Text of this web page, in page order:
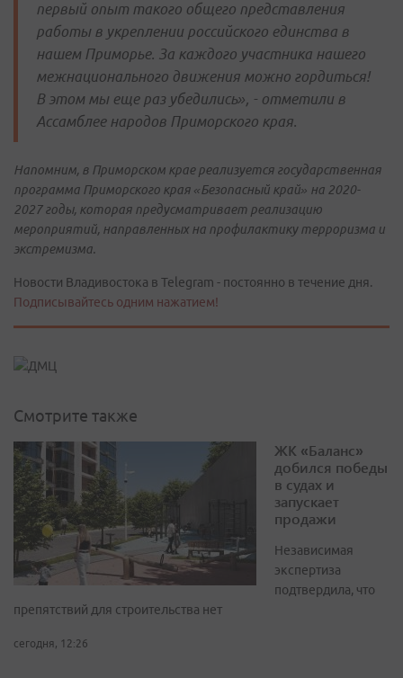
первый опыт такого общего представления
работы в укреплении российского единства в
нашем Приморье. За каждого участника нашего
межнационального движения можно гордиться!
В этом мы еще раз убедились», - отметили в
Ассамблее народов Приморского края.
Напомним, в Приморском крае реализуется государственная
программа Приморского края «Безопасный край» на 2020-
2027 годы, которая предусматривает реализацию
мероприятий, направленных на профилактику терроризма и
экстремизма.
Новости Владивостока в Telegram - постоянно в течение дня.
Подписывайтесь одним нажатием!
Смотрите также
ЖК «Баланс»
добился победы
в судах и
запускает
продажи
Независимая
экспертиза
подтвердила, что
препятствий для строительства нет
сегодня, 12:26